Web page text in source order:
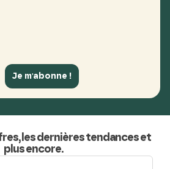
Je m'abonne !
les dernières tendances et
plus encore.